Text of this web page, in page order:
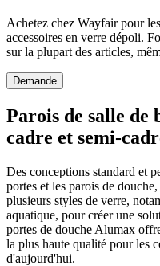
Achetez chez Wayfair pour
accessoires en verre dépoli.
sur la plupart des articles,
Demande
Parois de salle de
cadre et semi-
Des conceptions standard et
portes et les parois de
plusieurs styles de verre,
aquatique, pour créer une
portes de douche Alumax
la plus haute qualité pour les
d'aujourd'hui.